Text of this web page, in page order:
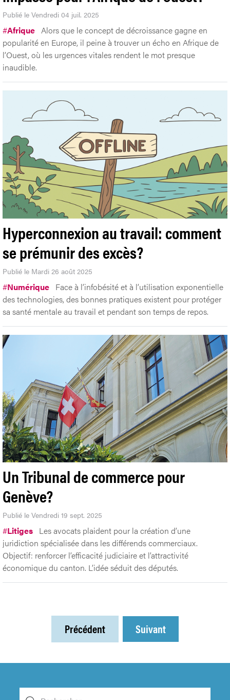
Publié le Vendredi 04 juil. 2025
#Afrique Alors que le concept de décroissance gagne en
popularité en Europe, il peine à trouver un écho en Afrique de
l’Ouest, où les urgences vitales rendent le mot presque
inaudible.
Hyperconnexion au travail: comment
se prémunir des excès?
Publié le Mardi 26 août 2025
#Numérique Face à l’infobésité et à l’utilisation exponentielle
des technologies, des bonnes pratiques existent pour protéger
sa santé mentale au travail et pendant son temps de repos.
Un Tribunal de commerce pour
Genève?
Publié le Vendredi 19 sept. 2025
#Litiges Les avocats plaident pour la création d’une
juridiction spécialisée dans les différends commerciaux.
Objectif: renforcer l’efficacité judiciaire et l’attractivité
économique du canton. L’idée séduit des députés.
Précédent Suivant